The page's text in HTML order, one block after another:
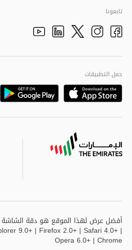
تاريخ شرطة أبوظبي
adpolice centers locations
الهيكل التنظيمي
الجودة العالمية
مراكز خدمة أبوظبى
تابعونا
Facebook
Instagram
Twitter
Linkedin
Youtube
حمل التطبيقات
Google
Playstore
برعاية
9.0+ | Firefox 2.0+ | Safari 4.0+ |
Opera 6.0+ | Chrome